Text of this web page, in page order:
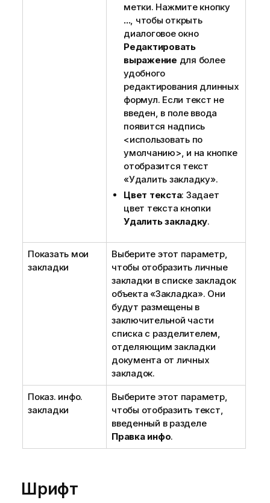
метки. Нажмите кнопку
..., чтобы открыть
диалоговое окно
Редактировать
выражение для более
удобного
редактирования длинных
формул. Если текст не
введен, в поле ввода
появится надпись
<использовать по
умолчанию>, и на кнопке
отобразится текст
«Удалить закладку».
Цвет текста: Задает
цвет текста кнопки
Удалить закладку.
Показать мои
закладки
Выберите этот параметр,
чтобы отобразить личные
закладки в списке закладок
объекта «Закладка». Они
будут размещены в
заключительной части
списка с разделителем,
отделяющим закладки
документа от личных
закладок.
Показ. инфо.
закладки
Выберите этот параметр,
чтобы отобразить текст,
введенный в разделе
Правка инфо.
Шрифт